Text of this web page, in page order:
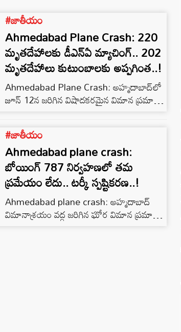
#జాతీయం
Ahmedabad Plane Crash: 220
మృతదేహాలకు డీఎన్‌ఏ మ్యాచింగ్.. 202
మృతదేహాలు కుటుంబాలకు అప్పగింత..!
Ahmedabad Plane Crash: అహ్మదాబాద్‌లో
జూన్ 12న జరిగిన విషాదకరమైన విమాన ప్రమాదం
ప్రమాదానికి సంబంధించి శవాల గుర్తింపు ప్రక్రియ
వేగంగా కొనసాగుతుండగా.. గుజరాత్ ఆరోగ్య,
కుటుంబ సంక్షేమ వైద్య, విద్యాశాఖ మంత్రి రుషికేశ్
పటేల్ శుక్రవారం కీలక సమాచారం వెల్లడించారు.
Read Also: MLC Kavitha : పోలవరం
ముంపు సమస్యలపై తెలంగాణ జాగృతి రౌండ్‌టేబుల్
ఆయన తెలిపిన వినరాల ప్రకారం.. ఇప్పటివరకు
220 మృతదేహాల డీఎన్‌ఏ నమూనాలను
#జాతీయం
Ahmedabad plane crash:
బోయింగ్ 787 నిర్వహణలో తమ
ప్రమేయం లేదు.. టర్కీ స్పష్టికరణ..!
Ahmedabad plane crash: అహ్మదాబాద్
విమానాశ్రయం వద్ద జరిగిన ఘోర విమాన ప్రమాదం
ప్రపంచవ్యాప్తంగా కలకలం రేపిన విషయం తెలిసిందే.